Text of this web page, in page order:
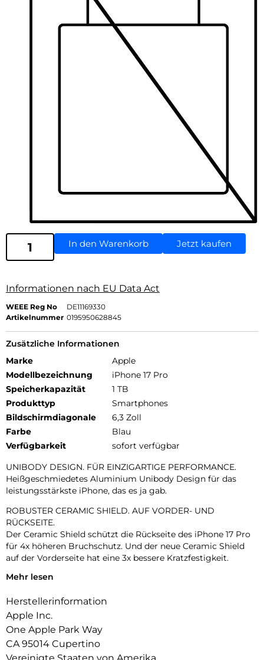
In den Warenkorb Jetzt kaufen
Informationen nach EU Data Act
WEEE Reg No
DE11169330
Artikelnummer 0195950628845
Zusätzliche Informationen
Marke
Apple
Modellbezeichnung
iPhone 17 Pro
Speicherkapazität
1 TB
Produkttyp
Smartphones
Bildschirmdiagonale
6,3 Zoll
Farbe
Blau
Verfügbarkeit
sofort verfügbar
UNIBODY DESIGN. FÜR EINZIGARTIGE PERFORMANCE.
Heißgeschmiedetes Aluminium Unibody Design für das
leistungsstärkste iPhone, das es ja gab.
ROBUSTER CERAMIC SHIELD. AUF VORDER- UND
RÜCKSEITE.
Der Ceramic Shield schützt die Rückseite des iPhone 17 Pro
für 4x höheren Bruchschutz. Und der neue Ceramic Shield
auf der Vorderseite hat eine 3x bessere Kratzfestigkeit.
DAS ULTIMATIVE PRO KAMERA-SYSTEM.
dem größten Zoombereich, den es je bei einem iPhone gab.
Das ist wie 8 Pro Objektive in deiner Hosentasche.
18MP CENTER STAGE FRONTKAMERA.
Flexible Bildausschnitte. Smarte Gruppenselfies, Videos mit
doppelter Aufnahme von Front- und Rückkamera und mehr.
Mehr lesen
Herstellerinformation
Apple Inc.
One Apple Park Way
CA 95014 Cupertino